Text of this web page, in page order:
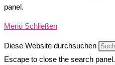
panel.
Menü Schließen
Diese Website durchsuchen
Escape to close the search panel.